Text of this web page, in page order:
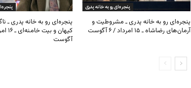
پنجره‌ای رو به خانه پدری ـ
آگوست
پنجره‌ای رو به خانه پدری
پنجره‌ای رو به خانه پدری ـ مشروطیت و
آرمان‌های رضاشاه ـ ۱۵ امرداد / ۶ آگوست